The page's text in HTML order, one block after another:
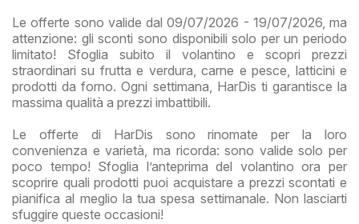
Le offerte sono valide dal 09/07/2026 - 19/07/2026, ma
attenzione: gli sconti sono disponibili solo per un periodo
limitato! Sfoglia subito il volantino e scopri prezzi
straordinari su frutta e verdura, carne e pesce, latticini e
prodotti da forno. Ogni settimana, HarDis ti garantisce la
massima qualità a prezzi imbattibili.
Le offerte di HarDis sono rinomate per la loro
convenienza e varietà, ma ricorda: sono valide solo per
poco tempo! Sfoglia l’anteprima del volantino ora per
scoprire quali prodotti puoi acquistare a prezzi scontati e
pianifica al meglio la tua spesa settimanale. Non lasciarti
sfuggire queste occasioni!